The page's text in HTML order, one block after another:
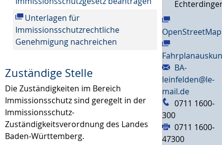
Unterlagen für
Immissionsschutzrechtliche
Genehmigung nachreichen
Zuständige Stelle
Die Zuständigkeiten im Bereich
Immissionsschutz sind geregelt in der
Immissionsschutz-
Zuständigkeitsverordnung des Landes
Baden-Württemberg.
OpenStreetMap
BA-
leinfelden@le-
mail.de
0711 1600-
300
0711 1600-
47300